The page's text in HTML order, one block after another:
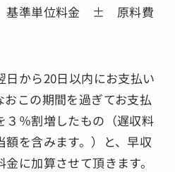
基準単位料金 ± 原料費
から20日以内にお支払い
この期間を過ぎてお支払
３％割増したもの（遅収料
を含みます。）と、早収
に加算させて頂きます。